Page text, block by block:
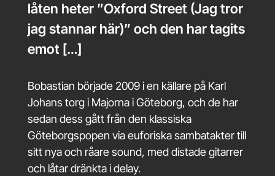
låten heter ”Oxford Street (Jag tror
jag stannar här)” och den har tagits
emot […]
Bobastian började 2009 i en källare på Karl
Johans torg i Majorna i Göteborg, och de har
sedan dess gått från den klassiska
Göteborgspopen via euforiska sambatakter till
sitt nya och råare sound, med distade gitarrer
och låtar dränkta i delay.